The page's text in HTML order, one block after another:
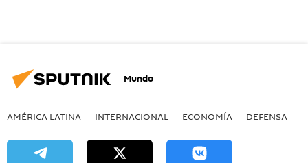
Mundo
AMÉRICA LATINA INTERNACIONAL ECONOMÍA DEFENSA